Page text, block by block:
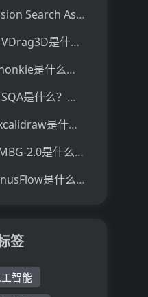
Vision Search Assistant是什么？一文让你看懂Vision Search Assistant的技术原理、主要功能、应用场景
MVDrag3D是什么？一文让你看懂MVDrag3D的技术原理、主要功能、应用场景
Chonkie是什么？一文让你看懂Chonkie的技术原理、主要功能、应用场景
MSQA是什么？一文让你看懂MSQA的技术原理、主要功能、应用场景
Excalidraw是什么？一文让你看懂Excalidraw的技术原理、主要功能、应用场景
RMBG-2.0是什么？一文让你看懂RMBG-2.0的技术原理、主要功能、应用场景
JanusFlow是什么？一文让你看懂JanusFlow的技术原理、主要功能、应用场景
签
智能